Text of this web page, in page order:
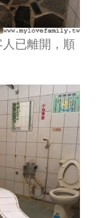
已離開，順